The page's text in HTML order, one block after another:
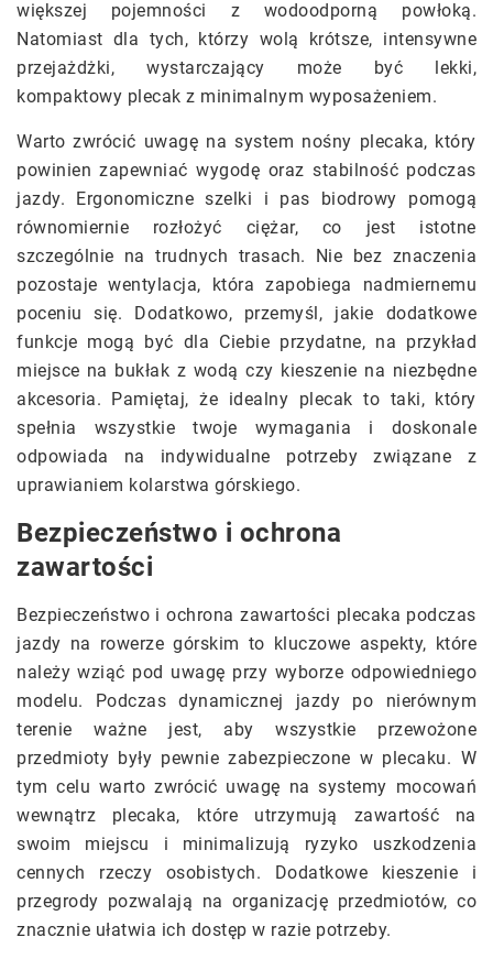
większej pojemności z wodoodporną powłoką.
Natomiast dla tych, którzy wolą krótsze, intensywne
przejażdżki, wystarczający może być lekki,
kompaktowy plecak z minimalnym wyposażeniem.
Warto zwrócić uwagę na system nośny plecaka, który
powinien zapewniać wygodę oraz stabilność podczas
jazdy. Ergonomiczne szelki i pas biodrowy pomogą
równomiernie rozłożyć ciężar, co jest istotne
szczególnie na trudnych trasach. Nie bez znaczenia
pozostaje wentylacja, która zapobiega nadmiernemu
poceniu się. Dodatkowo, przemyśl, jakie dodatkowe
funkcje mogą być dla Ciebie przydatne, na przykład
miejsce na bukłak z wodą czy kieszenie na niezbędne
akcesoria. Pamiętaj, że idealny plecak to taki, który
spełnia wszystkie twoje wymagania i doskonale
odpowiada na indywidualne potrzeby związane z
uprawianiem kolarstwa górskiego.
Bezpieczeństwo i ochrona
zawartości
Bezpieczeństwo i ochrona zawartości plecaka podczas
jazdy na rowerze górskim to kluczowe aspekty, które
należy wziąć pod uwagę przy wyborze odpowiedniego
modelu. Podczas dynamicznej jazdy po nierównym
terenie ważne jest, aby wszystkie przewożone
przedmioty były pewnie zabezpieczone w plecaku. W
tym celu warto zwrócić uwagę na systemy mocowań
wewnątrz plecaka, które utrzymują zawartość na
swoim miejscu i minimalizują ryzyko uszkodzenia
cennych rzeczy osobistych. Dodatkowe kieszenie i
przegrody pozwalają na organizację przedmiotów, co
znacznie ułatwia ich dostęp w razie potrzeby.